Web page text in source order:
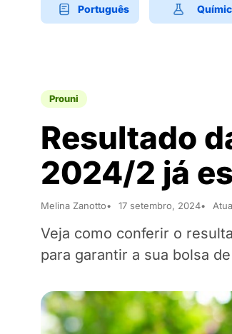
Português
Prouni
Resultado
2024/2 já
Melina Zanotto 17 setembro, 2024
Veja como conferir o
para garantir a sua bolsa